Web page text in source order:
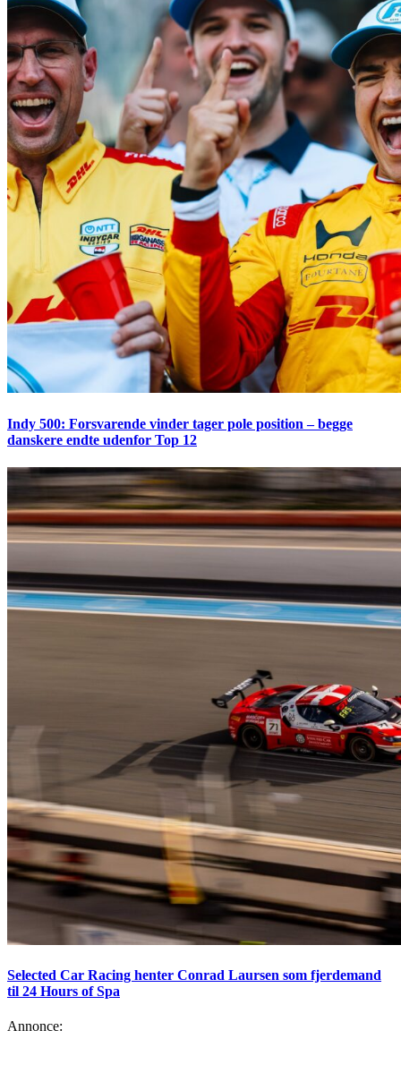
Indy 500: Forsvarende vinder tager pole position – begge
danskere endte udenfor Top 12
Selected Car Racing henter Conrad Laursen som fjerdemand
til 24 Hours of Spa
Annonce: